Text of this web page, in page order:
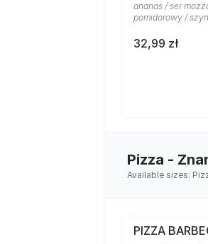
ananas / ser
pomidorowy /
32,99 zł
Pizza -
Available sizes:
PIZZA